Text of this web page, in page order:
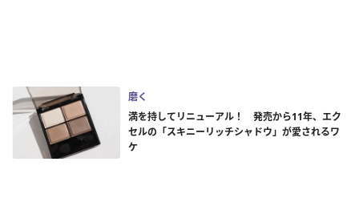
磨く
満を持してリニューアル！ 発売から11年、エク
セルの「スキニーリッチシャドウ」が愛されるワ
ケ